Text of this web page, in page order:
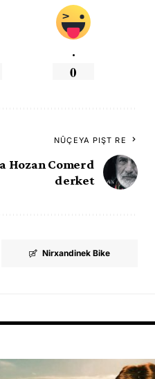
.
0
NÛÇEYA PIŞT RE
Hozan Comerd
derket
Nirxandinek Bike